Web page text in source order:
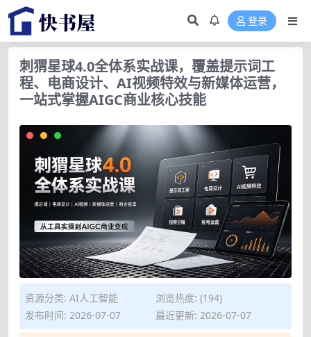
登录
刺猬星球4.0全体系实战课，覆盖提示词工
程、电商设计、AI视频特效与新媒体运营，
一站式掌握AIGC商业核心技能
资源分类: AI人工智能
浏览热度: (194)
发布时间: 2026-07-07
最近更新: 2026-07-07